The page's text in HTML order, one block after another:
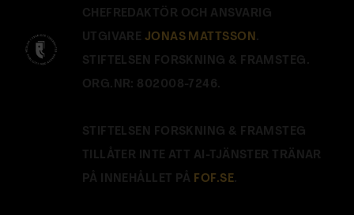
CHEFREDAKTÖR OCH ANSVARIG
UTGIVARE JONAS MATTSSON.
STIFTELSEN FORSKNING & FRAMSTEG.
ORG.NR: 802008-7246.
STIFTELSEN FORSKNING & FRAMSTEG
TILLÅTER INTE ATT AI-TJÄNSTER TRÄNAR
PÅ INNEHÅLLET PÅ FOF.SE.